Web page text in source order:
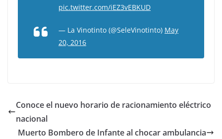
pic.twitter.com/iEZ3vEBKUD
— La Vinotinto (@SeleVinotinto) May
20, 2016
Conoce el nuevo horario de racionamiento eléctrico
nacional
Muerto Bombero de Infante al chocar ambulancia